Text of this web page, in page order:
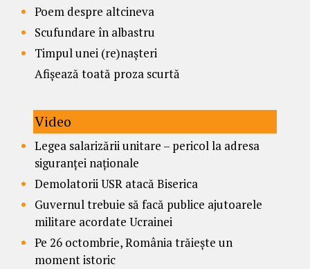
Poem despre altcineva
Scufundare în albastru
Timpul unei (re)nașteri
Afișează toată proza scurtă
Video
Legea salarizării unitare – pericol la adresa
siguranței naționale
Demolatorii USR atacă Biserica
Guvernul trebuie să facă publice ajutoarele
militare acordate Ucrainei
Pe 26 octombrie, România trăiește un
moment istoric